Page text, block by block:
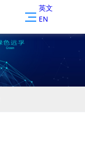
英文
EN